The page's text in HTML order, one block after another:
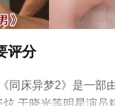
评分
同床异梦2》是一部
,于晓光等明星演员